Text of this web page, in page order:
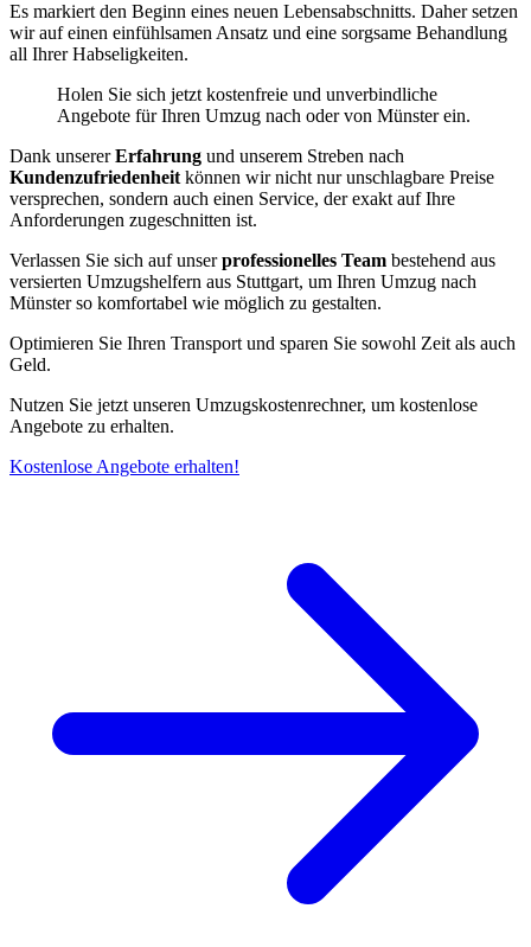
Es markiert den Beginn eines neuen Lebensabschnitts. Daher setzen
wir auf einen einfühlsamen Ansatz und eine sorgsame Behandlung
all Ihrer Habseligkeiten.
Holen Sie sich jetzt kostenfreie und unverbindliche
Angebote für Ihren Umzug nach oder von Münster ein.
Dank unsererErfahrung und unserem Streben nach
Kundenzufriedenheit können wir nicht nur unschlagbare Preise
versprechen, sondern auch einen Service, der exakt auf Ihre
Anforderungen zugeschnitten ist.
Verlassen Sie sich auf unserprofessionelles Team bestehend aus
versierten Umzugshelfern aus Stuttgart, um Ihren Umzug nach
Münster so komfortabel wie möglich zu gestalten.
Optimieren Sie Ihren Transport und sparen Sie sowohl Zeit als auch
Geld.
Nutzen Sie jetzt unseren Umzugskostenrechner, um kostenlose
Angebote zu erhalten.
Kostenlose Angebote erhalten!